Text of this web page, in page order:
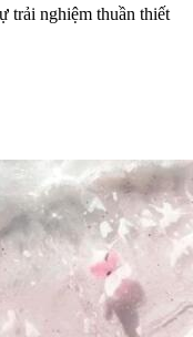
trải nghiệm thuần thiết